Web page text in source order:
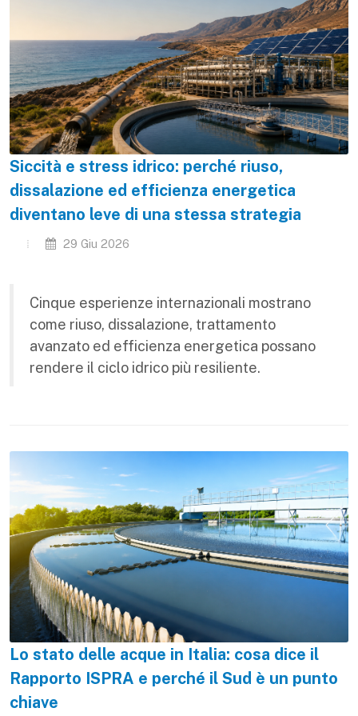
Siccità e stress idrico: perché riuso,
dissalazione ed efficienza energetica
diventano leve di una stessa strategia
29 Giu 2026
Cinque esperienze internazionali mostrano
come riuso, dissalazione, trattamento
avanzato ed efficienza energetica possano
rendere il ciclo idrico più resiliente.
Lo stato delle acque in Italia: cosa dice il
Rapporto ISPRA e perché il Sud è un punto
chiave